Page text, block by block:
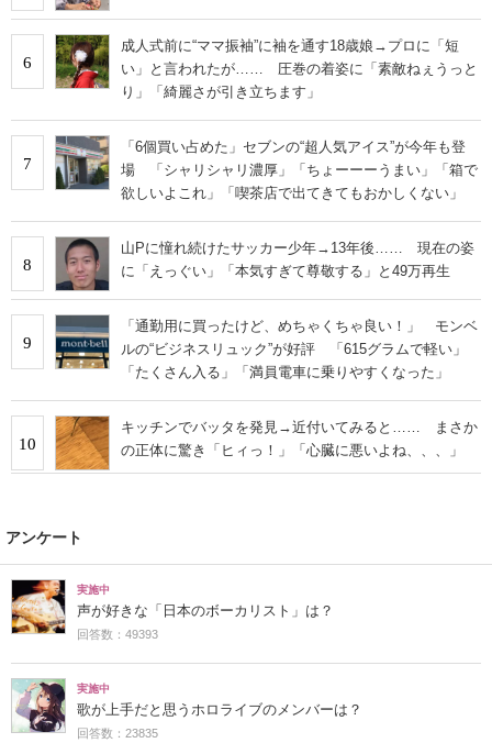
6
成人式前に“ママ振袖”に袖を通す18歳娘→プロに「短
い」と言われたが…… 圧巻の着姿に「素敵ねぇうっと
り」「綺麗さが引き立ちます」
7
「6個買い占めた」セブンの“超人気アイス”が今年も登
場 「シャリシャリ濃厚」「ちょーーーうまい」「箱で
欲しいよこれ」「喫茶店で出てきてもおかしくない」
8
山Pに憧れ続けたサッカー少年→13年後…… 現在の姿
に「えっぐい」「本気すぎて尊敬する」と49万再生
9
「通勤用に買ったけど、めちゃくちゃ良い！」 モンベ
ルの“ビジネスリュック”が好評 「615グラムで軽い」
「たくさん入る」「満員電車に乗りやすくなった」
10
キッチンでバッタを発見→近付いてみると…… まさか
の正体に驚き「ヒィっ！」「心臓に悪いよね、、、」
アンケート
実施中
声が好きな「日本のボーカリスト」は？
回答数：49393
実施中
歌が上手だと思うホロライブのメンバーは？
回答数：23835